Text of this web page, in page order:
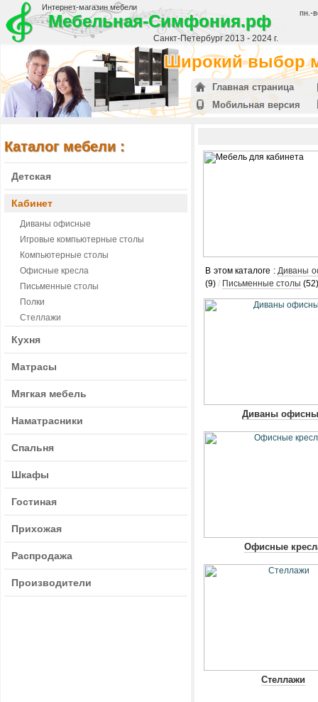
Интернет-магазин мебели
Мебельная-Симфония.рф
Санкт-Петербург 2013 - 2024 г.
пн.-
Широкий выбор
Главная страница
Мобильная версия
Каталог мебели :
Детская
Кабинет
Диваны офисные
Игровые компьютерные столы
Компьютерные столы
Офисные кресла
Письменные столы
Полки
Стеллажи
Кухня
Матрасы
Мягкая мебель
Наматрасники
Спальня
Шкафы
Гостиная
Прихожая
Распродажа
Производители
В этом каталоге :Диваны
(9) / Письменные столы
Диваны
Офисные
Стеллажи